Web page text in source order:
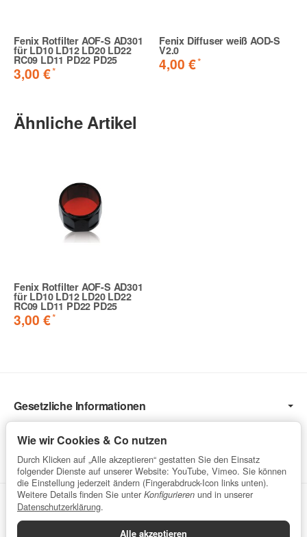
Fenix Rotfilter AOF-S AD301
für LD10 LD12 LD20 LD22
RC09 LD11 PD22 PD25
3,00 €*
Fenix Diffuser weiß AOD-S
V2.0
4,00 €*
Ähnliche Artikel
Fenix Rotfilter AOF-S AD301
für LD10 LD12 LD20 LD22
RC09 LD11 PD22 PD25
3,00 €*
Gesetzliche Informationen
Service
Vertrag widerrufen
Wie wir Cookies & Co nutzen
Durch Klicken auf „Alle akzeptieren“ gestatten Sie den Einsatz
folgender Dienste auf unserer Website: YouTube, Vimeo. Sie können
die Einstellung jederzeit ändern (Fingerabdruck-Icon links unten).
Weitere Details finden Sie unter Konfigurieren und in unserer
Datenschutzerklärung.
Alle akzeptieren